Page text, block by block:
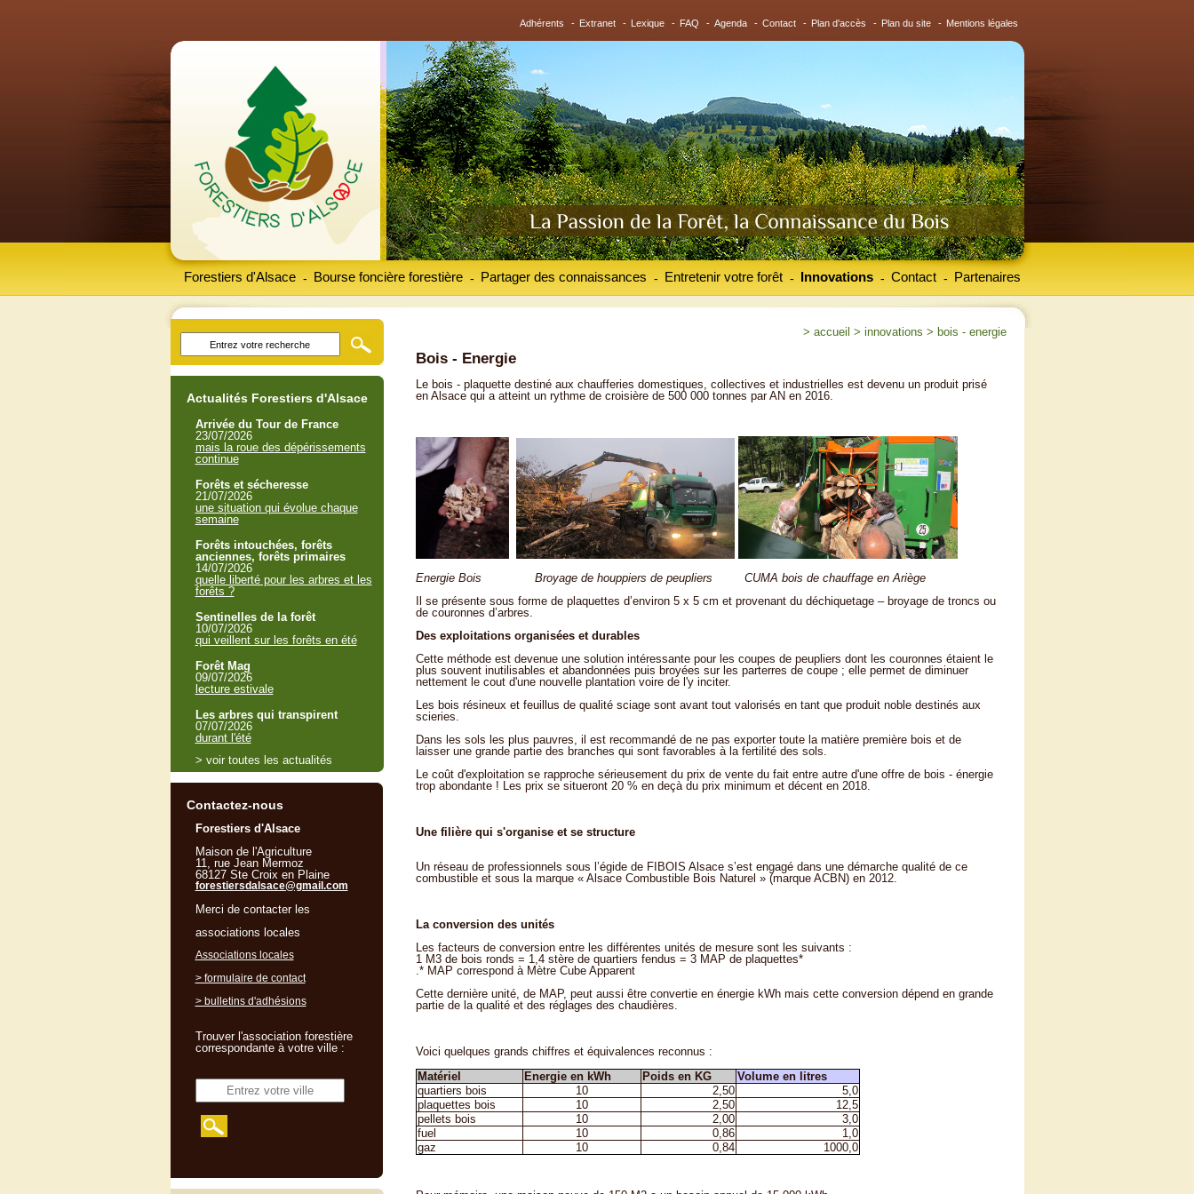
Adhérents - Extranet - Lexique - FAQ - Agenda - Contact - Plan d'accès - Plan du site - Mentions légales
Forestiers d'Alsace Bourse foncière forestière
- Partager des connaissances
- Entretenir votre forêt
- Innovations
- Contact
- Partenaires
-
> accueil > innovations > bois - energie
Bois - Energie
Le bois - plaquette destiné aux chaufferies domestiques, collectives et industrielles est devenu un produit prisé
en Alsace qui a atteint un rythme de croisière de 500 000 tonnes par AN en 2016.
Energie Bois Broyage de houppiers de peupliers CUMA bois de chauffage en Ariège
Il se présente sous forme de plaquettes d’environ 5 x 5 cm et provenant du déchiquetage – broyage de troncs ou
de couronnes d’arbres.
Des exploitations organisées et durables
Cette méthode est devenue une solution intéressante pour les coupes de peupliers dont les couronnes étaient le
plus souvent inutilisables et abandonnées puis broyées sur les parterres de coupe ; elle permet de diminuer
nettement le cout d'une nouvelle plantation voire de l'y inciter.
Les bois résineux et feuillus de qualité sciage sont avant tout valorisés en tant que produit noble destinés aux
scieries.
Dans les sols les plus pauvres, il est recommandé de ne pas exporter toute la matière première bois et de
laisser une grande partie des branches qui sont favorables à la fertilité des sols.
Le coût d'exploitation se rapproche sérieusement du prix de vente du fait entre autre d'une offre de bois - énergie
trop abondante ! Les prix se situeront 20 % en deçà du prix minimum et décent en 2018.
Une filière qui s'organise et se structure
Un réseau de professionnels sous l’égide de FIBOIS Alsace s’est engagé dans une démarche qualité de ce
combustible et sous la marque « Alsace Combustible Bois Naturel » (marque ACBN) en 2012.
La conversion des unités
Les facteurs de conversion entre les différentes unités de mesure sont les suivants :
1 M3 de bois ronds = 1,4 stère de quartiers fendus = 3 MAP de plaquettes*
.* MAP correspond à Mètre Cube Apparent
Cette dernière unité, de MAP, peut aussi être convertie en énergie kWh mais cette conversion dépend en grande
partie de la qualité et des réglages des chaudières.
Voici quelques grands chiffres et équivalences reconnus :
Matériel
Energie en kWh Poids en KG
Volume en litres
quartiers bois
10 2,50
5,0
plaquettes bois
10 2,50
12,5
pellets bois
10 2,00
3,0
fuel
10 0,86
1,0
gaz
10 0,84 1000,0
Actualités Forestiers d'Alsace
Arrivée du Tour de France
23/07/2026
mais la roue des dépérissements
continue
Forêts et sécheresse
21/07/2026
une situation qui évolue chaque
semaine
Forêts intouchées, forêts
anciennes, forêts primaires
14/07/2026
quelle liberté pour les arbres et les
forêts ?
Sentinelles de la forêt
10/07/2026
qui veillent sur les forêts en été
Forêt Mag
09/07/2026
lecture estivale
Les arbres qui transpirent
07/07/2026
durant l'été
> voir toutes les actualités
Contactez-nous
Forestiers d'Alsace
Maison de l'Agriculture
11, rue Jean Mermoz
68127 Ste Croix en Plaine
forestiersdalsace@gmail.com
Merci de contacter les
associations locales
Associations locales
> formulaire de contact
> bulletins d'adhésions
Trouver l'association forestière
correspondante à votre ville :